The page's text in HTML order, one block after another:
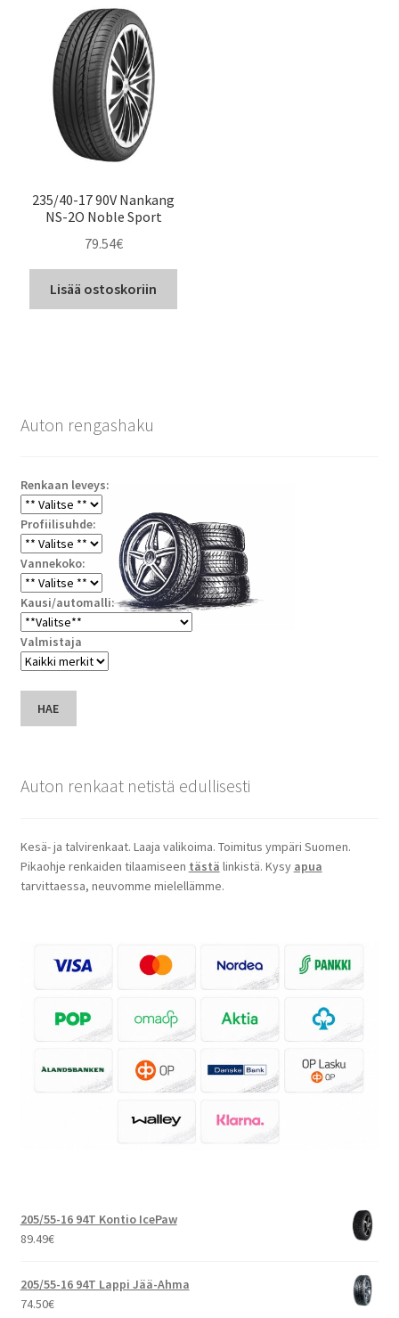
235/40-17 90V Nankang
NS-2O Noble Sport
79.54€
Lisää ostoskoriin
Auton rengashaku
Renkaan leveys:
Profiilisuhde:
Vannekoko:
Kausi/automalli:
Valmistaja
HAE
Auton renkaat netistä edullisesti
Kesä- ja talvirenkaat. Laaja valikoima. Toimitus ympäri Suomen.
Pikaohje renkaiden tilaamiseen tästä linkistä. Kysy apua
tarvittaessa, neuvomme mielellämme.
205/55-16 94T Kontio IcePaw
89.49€
205/55-16 94T Lappi Jää-Ahma
74.50€